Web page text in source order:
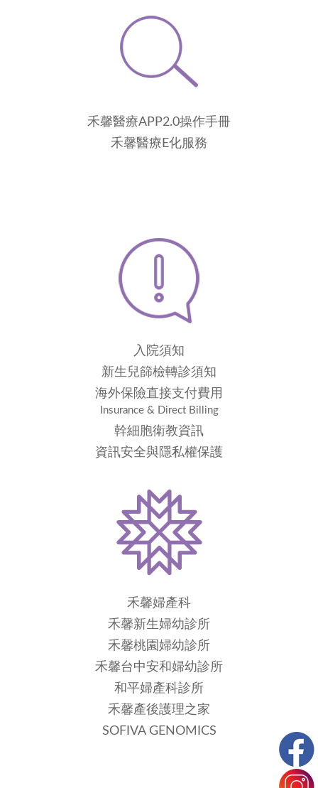
禾馨醫療APP2.0操作手冊
禾馨醫療E化服務
入院須知
新生兒篩檢轉診須知
海外保險直接支付費用
Insurance & Direct Billing
幹細胞衛教資訊
資訊安全與隱私權保護
禾馨婦產科
禾馨新生婦幼診所
禾馨桃園婦幼診所
禾馨台中安和婦幼診所
和平婦產科診所
禾馨產後護理之家
SOFIVA GENOMICS